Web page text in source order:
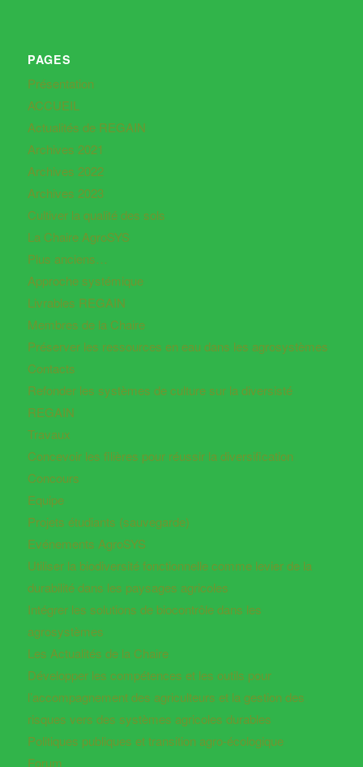
PAGES
Présentation
ACCUEIL
Actualités de REGAIN
Archives 2021
Archives 2022
Archives 2023
Cultiver la qualité des sols
La Chaire AgroSYS
Plus anciens…
Approche systémique
Livrables REGAIN
Membres de la Chaire
Préserver les ressources en eau dans les agrosystèmes
Contacts
Refonder les systèmes de culture sur la diversisté
REGAIN
Travaux
Concevoir les filières pour réussir la diversification
Concours
Equipe
Projets étudiants (sauvegarde)
Evénements AgroSYS
Utiliser la biodiversité fonctionnelle comme levier de la
durabilité dans les paysages agricoles
Intégrer les solutions de biocontrôle dans les
agrosystèmes
Les Actualités de la Chaire
Développer les compétences et les outils pour
l’accompagnement des agriculteurs et la gestion des
risques vers des systèmes agricoles durables
Politiques publiques et transition agro-écologique
Forum